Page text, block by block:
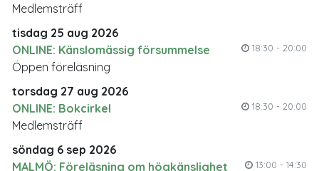
Medlemsträff
tisdag 25 aug 2026
ONLINE: Känslomässig försummelse
18:30 - 20:00
Öppen föreläsning
torsdag 27 aug 2026
ONLINE: Bokcirkel
18:30 - 20:00
Medlemsträff
söndag 6 sep 2026
MALMÖ: Föreläsning om högkänslighet
13:00 - 14:30